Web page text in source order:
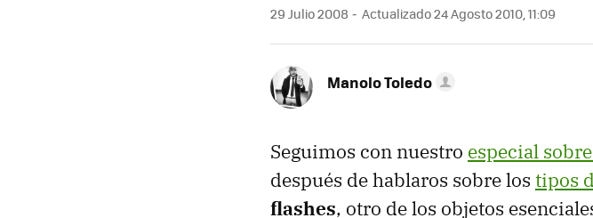
29 Julio 2008 Actualizado 24 Agosto 2010, 11:09
Manolo Toledo
Seguimos con nuestro especial
después de hablaros sobre los tipos
flashes, otro de los objetos